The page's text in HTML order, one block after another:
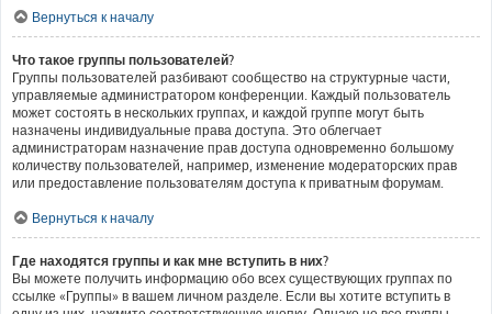
Вернуться к началу
Что такое группы пользователей?
Группы пользователей разбивают сообщество на структурные части,
управляемые администратором конференции. Каждый пользователь
может состоять в нескольких группах, и каждой группе могут быть
назначены индивидуальные права доступа. Это облегчает
администраторам назначение прав доступа одновременно большому
количеству пользователей, например, изменение модераторских прав
или предоставление пользователям доступа к приватным форумам.
Вернуться к началу
Где находятся группы и как мне вступить в них?
Вы можете получить информацию обо всех существующих группах по
ссылке «Группы» в вашем личном разделе. Если вы хотите вступить в